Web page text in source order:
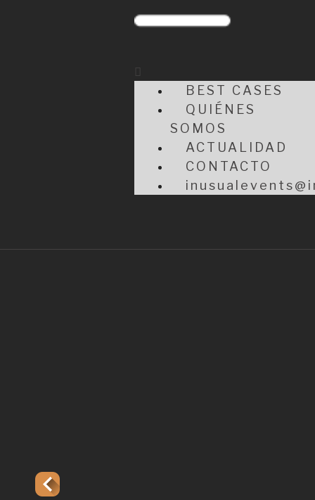
BEST CASES
QUIÉNES
SOMOS
ACTUALIDAD
CONTACTO